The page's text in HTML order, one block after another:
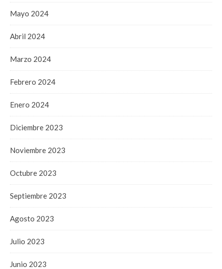
Mayo 2024
Abril 2024
Marzo 2024
Febrero 2024
Enero 2024
Diciembre 2023
Noviembre 2023
Octubre 2023
Septiembre 2023
Agosto 2023
Julio 2023
Junio 2023